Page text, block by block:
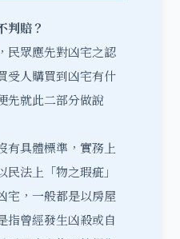
判賠？
民眾應先對凶宅之認
受人購買到凶宅有什
先就此二部分做說
有具體標準，實務上
法上「物之瑕疵」
宅，一般都是以房屋
指曾經發生凶殺或自